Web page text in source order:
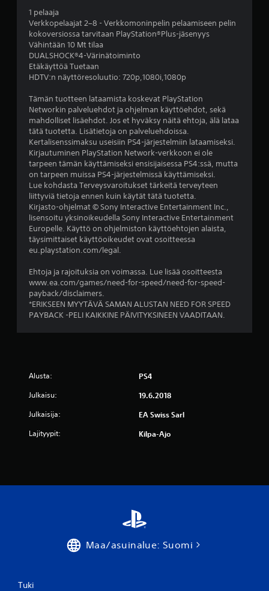
t
i
i
d
s
t
(
4
9
6
e
1 pelaaja
Verkkopelaajat 2–8 - Verkkomoninpelin pelaamiseen pelin
kokoversiossa tarvitaan PlayStation®Plus-jäsenyys
Vähintään 10 Mt tilaa
DUALSHOCK®4-Värinätoiminto
Etäkäyttöä Tuetaan
HDTV:n näyttöresoluutio: 720p,1080i,1080p
Tämän tuotteen lataamista koskevat PlayStation
Networkin palveluehdot ja ohjelman käyttöehdot, sekä
mahdolliset lisäehdot. Jos et hyväksy näitä ehtoja, älä lataa
tätä tuotetta. Lisätietoja on palveluehdoissa.
Kertalisenssimaksu useisiin PS4-järjestelmiin lataamiseksi.
Kirjautuminen PlayStation Network-verkkoon ei ole
tarpeen tämän käyttämiseksi ensisijaisessa PS4:ssä, mutta
on tarpeen muissa PS4-järjestelmissä käyttämiseksi.
Lue kohdasta Terveysvaroitukset tärkeitä terveyteen
liittyviä tietoja ennen kuin käytät tätä tuotetta.
Kirjasto-ohjelmat © Sony Interactive Entertainment Inc.,
lisensoitu yksinoikeudella Sony Interactive Entertainment
Europelle. Käyttö on ohjelmiston käyttöehtojen alaista,
täysimittaiset käyttöoikeudet ovat osoitteessa
eu.playstation.com/legal.
Ehtoja ja rajoituksia on voimassa. Lue lisää osoitteesta
www.ea.com/games/need-for-speed/need-for-speed-
payback/disclaimers.
*ERIKSEEN MYYTÄVÄ SAMAN ALUSTAN NEED FOR SPEED
PAYBACK -PELI KAIKKINE PÄIVITYKSINEEN VAADITAAN.
Alusta: PS4
Julkaisu: 19.6.2018
Julkaisija: EA Swiss Sarl
Lajityypit: Kilpa-Ajo
Maa/asuinalue: Suomi
Tuki